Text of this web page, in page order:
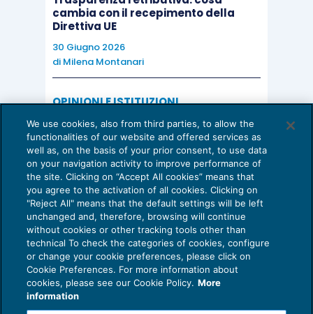
cambia con il recepimento della
Direttiva UE
30 Giugno 2026
di Milena Montanari
OPINIONI E ISTITUZIONI
Valorizzare il potenziale dello Studio:
una riflessione sul futuro della
consulenza del lavoro
15 Giugno 2026
di Milena Montanari
Privacy Policy
Cookie Policy
We use cookies, also from third parties, to allow the
functionalities of our website and offered services as
well as, on the basis of your prior consent, to use data
on your navigation activity to improve performance of
the site. Clicking on “Accept All cookies” means that
you agree to the activation of all cookies. Clicking on
"Reject All" means that the default settings will be left
unchanged and, therefore, browsing will continue
without cookies or other tracking tools other than
technical To check the categories of cookies, configure
or change your cookie preferences, please click on
Cookie Preferences. For more information about
cookies, please see our Cookie Policy. More
information